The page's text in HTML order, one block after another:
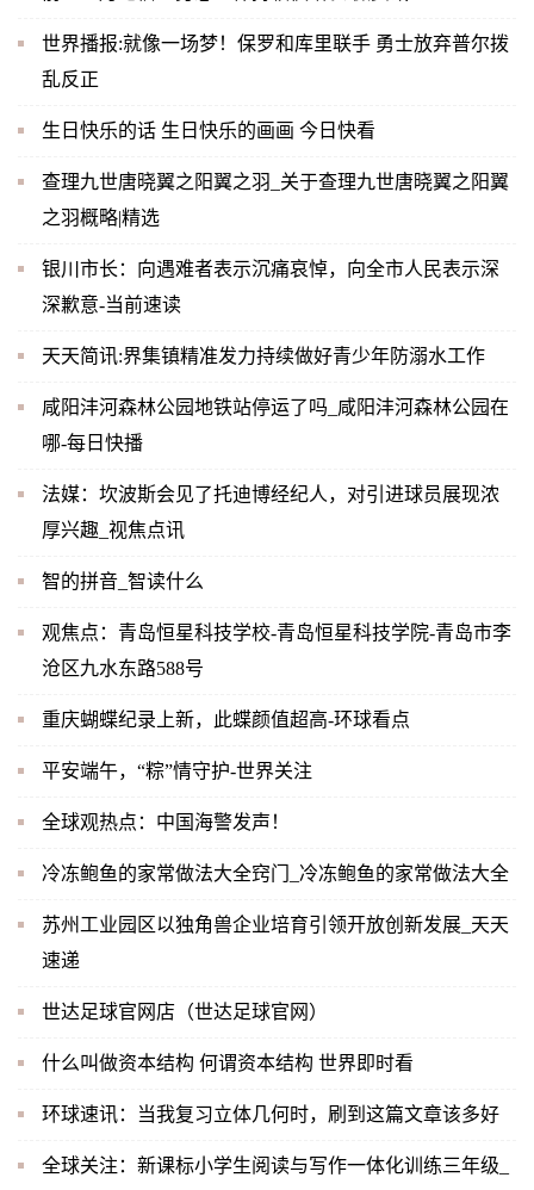
世界播报:就像一场梦！保罗和库里联手 勇士放弃普尔拨
乱反正
生日快乐的话 生日快乐的画画 今日快看
查理九世唐晓翼之阳翼之羽_关于查理九世唐晓翼之阳翼
之羽概略|精选
银川市长：向遇难者表示沉痛哀悼，向全市人民表示深
深歉意-当前速读
天天简讯:界集镇精准发力持续做好青少年防溺水工作
咸阳沣河森林公园地铁站停运了吗_咸阳沣河森林公园在
哪-每日快播
法媒：坎波斯会见了托迪博经纪人，对引进球员展现浓
厚兴趣_视焦点讯
智的拼音_智读什么
观焦点：青岛恒星科技学校-青岛恒星科技学院-青岛市李
沧区九水东路588号
重庆蝴蝶纪录上新，此蝶颜值超高-环球看点
平安端午，“粽”情守护-世界关注
全球观热点：中国海警发声！
冷冻鲍鱼的家常做法大全窍门_冷冻鲍鱼的家常做法大全
苏州工业园区以独角兽企业培育引领开放创新发展_天天
速递
世达足球官网店（世达足球官网）
什么叫做资本结构 何谓资本结构 世界即时看
环球速讯：当我复习立体几何时，刷到这篇文章该多好
全球关注：新课标小学生阅读与写作一体化训练三年级_